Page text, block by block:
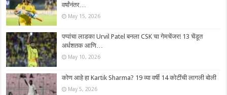
वर्षांनंतर…
May 15, 2026
पप्पांचा लाडका Urvil Patel बनला CSK चा गेमचेंजर! 13 चेंडूत
अर्धशतक आणि…
May 10, 2026
कोण आहे हा Kartik Sharma? 19 व्या वर्षी 14 कोटींची लागली बोली
May 5, 2026